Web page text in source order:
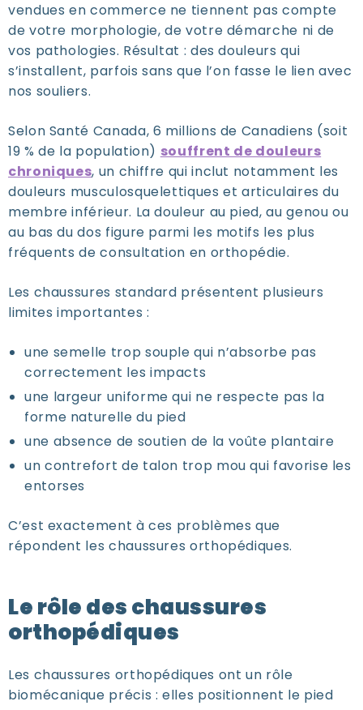
vendues en commerce ne tiennent pas compte
de votre morphologie, de votre démarche ni de
vos pathologies. Résultat : des douleurs qui
s’installent, parfois sans que l’on fasse le lien avec
nos souliers.
Selon Santé Canada, 6 millions de Canadiens (soit
19 % de la population) souffrent de douleurs
chroniques, un chiffre qui inclut notamment les
douleurs musculosquelettiques et articulaires du
membre inférieur. La douleur au pied, au genou ou
au bas du dos figure parmi les motifs les plus
fréquents de consultation en orthopédie.
Les chaussures standard présentent plusieurs
limites importantes :
une semelle trop souple qui n’absorbe pas
correctement les impacts
une largeur uniforme qui ne respecte pas la
forme naturelle du pied
une absence de soutien de la voûte plantaire
un contrefort de talon trop mou qui favorise les
entorses
C’est exactement à ces problèmes que
répondent les chaussures orthopédiques.
Le rôle des chaussures
orthopédiques
Les chaussures orthopédiques ont un rôle
biomécanique précis : elles positionnent le pied